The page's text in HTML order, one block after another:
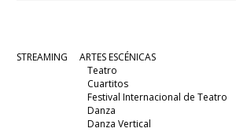
STREAMING
ARTES ESCÉNICAS
Teatro
Cuartitos
Festival Internacional de Teatro
Danza
Danza Vertical